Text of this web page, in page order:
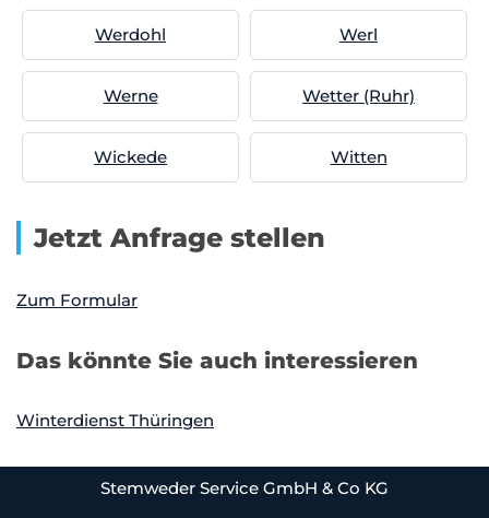
Werdohl Werl
Werne Wetter (Ruhr)
Wickede Witten
Jetzt Anfrage stellen
Zum Formular
Das könnte Sie auch interessieren
Winterdienst Thüringen
Stemweder Service GmbH & Co KG